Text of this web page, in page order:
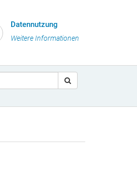
Datennutzung
Weitere Informationen